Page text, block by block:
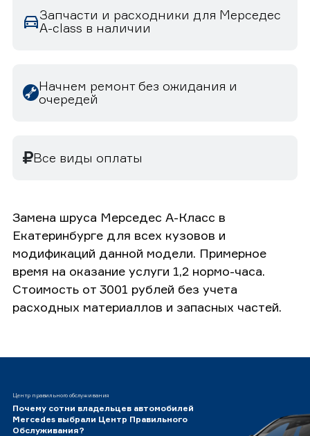
Запчасти и расходники для Мерседес
A-class в наличии
Начнем ремонт без ожидания и
очередей
Все виды оплаты
Замена шруса Мерседес А-Класс в
Екатеринбурге для всех кузовов и
модификаций данной модели. Примерное
время на оказание услуги 1,2 нормо-часа.
Стоимость от 3001 рублей без учета
расходных материаллов и запасных частей.
Центр правильного обслуживания
Почему сотни владельцев автомобилей
Mercedes выбрали Центр Правильного
Обслуживания?